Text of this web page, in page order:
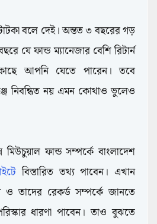
বলে দেই। অন্তত ৩ বছরের গড়
যে ফান্ড ম্যানেজার বেশি রিটার্ন
আপনি যেতে পারেন। তবে
নিবন্ধিত নয় এমন কোথাও ভুলেও
মিউচুয়াল ফান্ড সম্পর্কে বাংলাদেশ
বিস্তারিত তথ্য পাবেন। এখান
ও তাদের রেকর্ড সম্পর্কে জানতে
ধারণা পাবেন। তাও বুঝতে